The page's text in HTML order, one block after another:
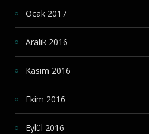
Ocak 2017
Aralık 2016
Kasım 2016
Ekim 2016
Eylül 2016